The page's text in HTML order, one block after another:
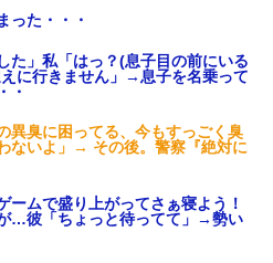
った・・・
た」私「はっ？(息子目の前にいる
に行きません」→息子を名乗って
・
異臭に困ってる、今もすっごく臭
ないよ」→ その後。警察『絶対に
ームで盛り上がってさぁ寝よう！
…彼「ちょっと待ってて」→勢い